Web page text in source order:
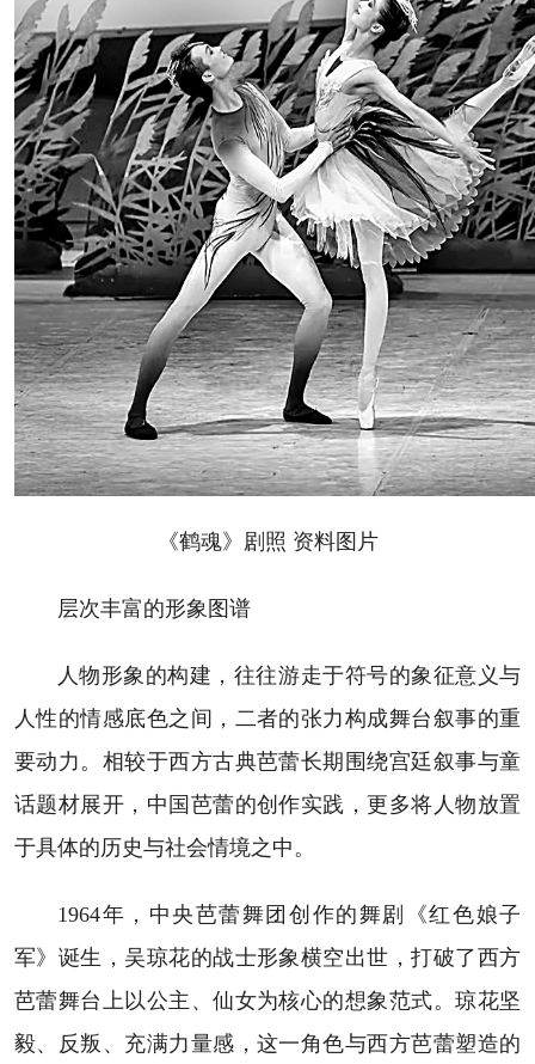
《鹤魂》剧照 资料图片
层次丰富的形象图谱
人物形象的构建，往往游走于符号的象征意义与
人性的情感底色之间，二者的张力构成舞台叙事的重
要动力。相较于西方古典芭蕾长期围绕宫廷叙事与童
话题材展开，中国芭蕾的创作实践，更多将人物放置
于具体的历史与社会情境之中。
1964年，中央芭蕾舞团创作的舞剧《红色娘子
军》诞生，吴琼花的战士形象横空出世，打破了西方
芭蕾舞台上以公主、仙女为核心的想象范式。琼花坚
毅、反叛、充满力量感，这一角色与西方芭蕾塑造的